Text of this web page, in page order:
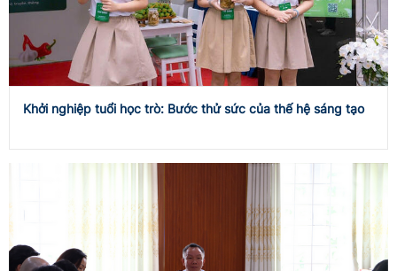
Khởi nghiệp tuổi học trò: Bước thử sức của thế hệ sáng tạo